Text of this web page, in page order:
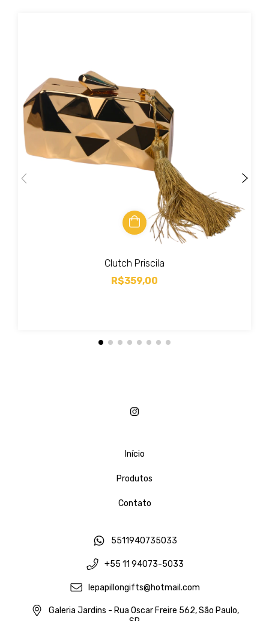
Clutch Priscila
R$359,00
Início
Produtos
Contato
5511940735033
+55 11 94073-5033
lepapillongifts@hotmail.com
Galeria Jardins - Rua Oscar Freire 562, São Paulo,